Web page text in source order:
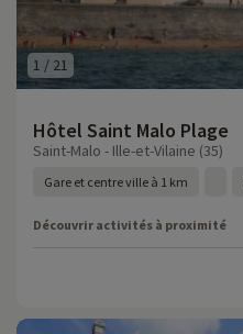
1 / 21
Hôtel Saint Malo Plage
Saint-Malo - Ille-et-Vilaine (35)
Gare et centre ville à 1 km
Découvrir activités à proximité